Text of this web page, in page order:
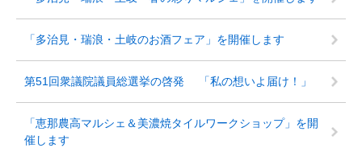
「多治見・瑞浪・土岐のお酒フェア」を開催します
第51回衆議院議員総選挙の啓発 「私の想いよ届け！」
「恵那農高マルシェ＆美濃焼タイルワークショップ」を開
催します